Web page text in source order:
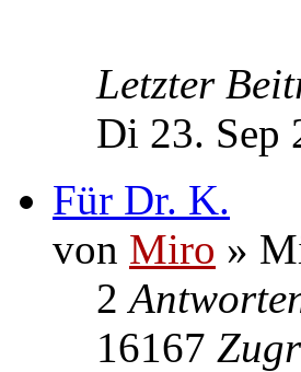
Letzter
Di 23. Sep
Für Dr. K.
von Miro »
2
16167